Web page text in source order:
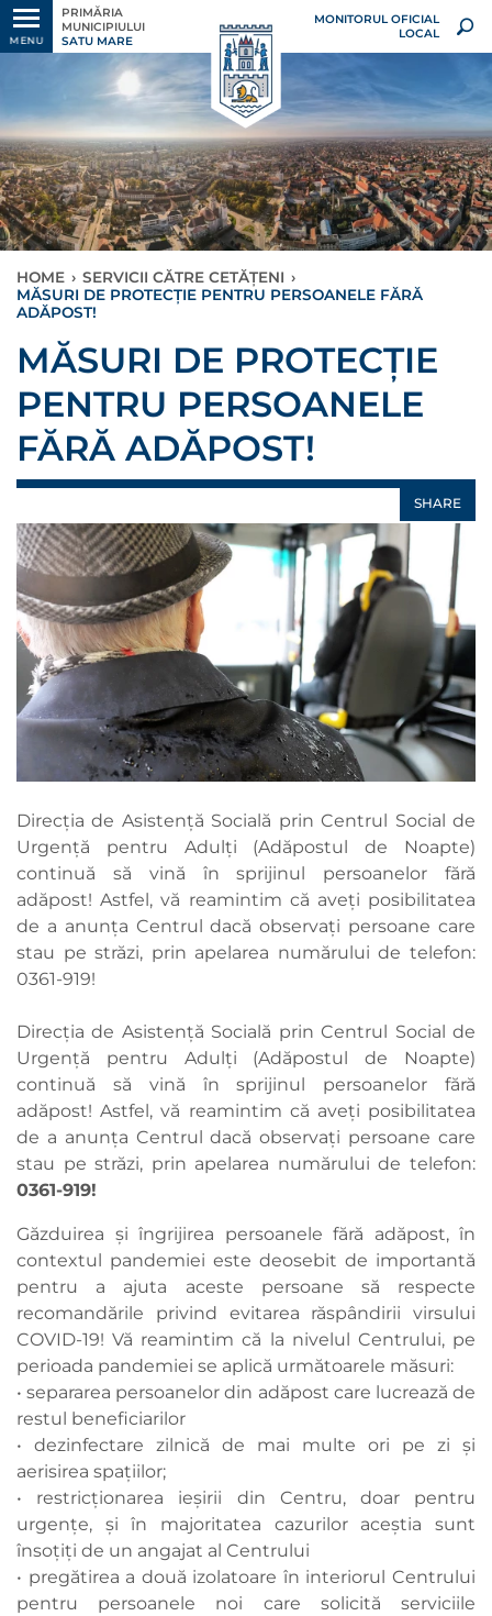
MENU
PRIMĂRIA
MUNICIPIULUI
SATU MARE
MONITORUL OFICIAL
LOCAL
HOME › SERVICII CĂTRE CETĂȚENI ›
MĂSURI DE PROTECȚIE PENTRU PERSOANELE FĂRĂ
ADĂPOST!
MĂSURI DE PROTECȚIE
PENTRU PERSOANELE
FĂRĂ ADĂPOST!
SHARE
Direcția de Asistență Socială prin Centrul Social de
Urgenţă pentru Adulţi (Adăpostul de Noapte)
continuă să vină în sprijinul persoanelor fără
adăpost! Astfel, vă reamintim că aveți posibilitatea
de a anunța Centrul dacă observați persoane care
stau pe străzi, prin apelarea numărului de telefon:
0361-919!
Direcția de Asistență Socială prin Centrul Social de
Urgenţă pentru Adulţi (Adăpostul de Noapte)
continuă să vină în sprijinul persoanelor fără
adăpost! Astfel, vă reamintim că aveți posibilitatea
de a anunța Centrul dacă observați persoane care
stau pe străzi, prin apelarea numărului de telefon:
0361-919!
Găzduirea și îngrijirea persoanele fără adăpost, în
contextul pandemiei este deosebit de importantă
pentru a ajuta aceste persoane să respecte
recomandările privind evitarea răspândirii virsului
COVID-19! Vă reamintim că la nivelul Centrului, pe
perioada pandemiei se aplică următoarele măsuri:
• separarea persoanelor din adăpost care lucrează de
restul beneficiarilor
• dezinfectare zilnică de mai multe ori pe zi și
aerisirea spațiilor;
• restricționarea ieșirii din Centru, doar pentru
urgențe, și în majoritatea cazurilor aceștia sunt
însoțiți de un angajat al Centrului
• pregătirea a două izolatoare în interiorul Centrului
pentru persoanele noi care solicită serviciile